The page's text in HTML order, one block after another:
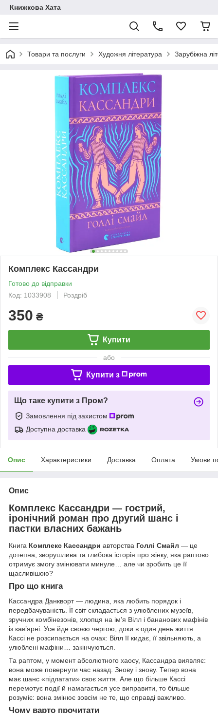
Книжкова Хата
Товари та послуги Художня література Зарубіжна
Комплекс Кассандри
Готово до відправки
Код: 1033908
Роздріб
350 ₴
Купити
або
Купити з
Що таке купити з Пром?
Замовлення під захистом
Доступна доставка
Опис Характеристики Доставка Оплата Умови
Опис
Комплекс Кассандри — гострий,
іронічний роман про другий шанс і
пастки власних бажань
Книга Комплекс Кассандри авторства Голлі Смайл — це
дотепна, зворушлива та глибока історія про жінку, яка раптово
отримує змогу змінювати минуле… але чи зробить це її
щасливішою?
Про що книга
Кассандра Данкворт — людина, яка любить порядок і
передбачуваність. Її світ складається з улюблених музеїв,
зручних комбінезонів, хлопця на ім’я Вілл і бананових мафінів
із кав’ярні. Усе йде своєю чергою, доки в один день життя
Кассі не розсипається на очах: Вілл її кидає, її звільняють, а
улюблені мафіни… закінчуються.
Та раптом, у момент абсолютного хаосу, Кассандра виявляє:
вона може повернути час назад. Знову і знову. Тепер вона
має шанс «підлатати» своє життя. Але що більше Кассі
перемотує події й намагається усе виправити, то більше
розуміє: вона змінює зовсім не те, що справді важливо.
Чому варто прочитати